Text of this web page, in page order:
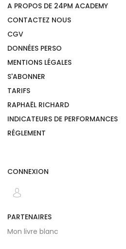
A PROPOS DE 24PM ACADEMY
CONTACTEZ NOUS
CGV
DONNÉES PERSO
MENTIONS LÉGALES
S'ABONNER
TARIFS
RAPHAËL RICHARD
INDICATEURS DE PERFORMANCES
RÉGLEMENT
CONNEXION
PARTENAIRES
Mon livre blanc